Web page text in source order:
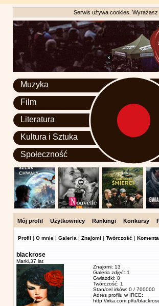
Serwis używa cookies.
Muzyka
Film
Literatura
Kultura i Sztuka
Społeczność
Mój profil Użytkownicy Rankingi Konkursy
Profil | O mnie | Galeria | Znajomi | Twórczość |
blackrose
Marki, 37 lat
Znajomi: 13
Galeria zdjęć: 1
Gwiazdki: 8
Twórczość: 1
Stan/cel irków: 0 / 700000
Adres profilu w IRCE:
http://irka.com.pl/u/